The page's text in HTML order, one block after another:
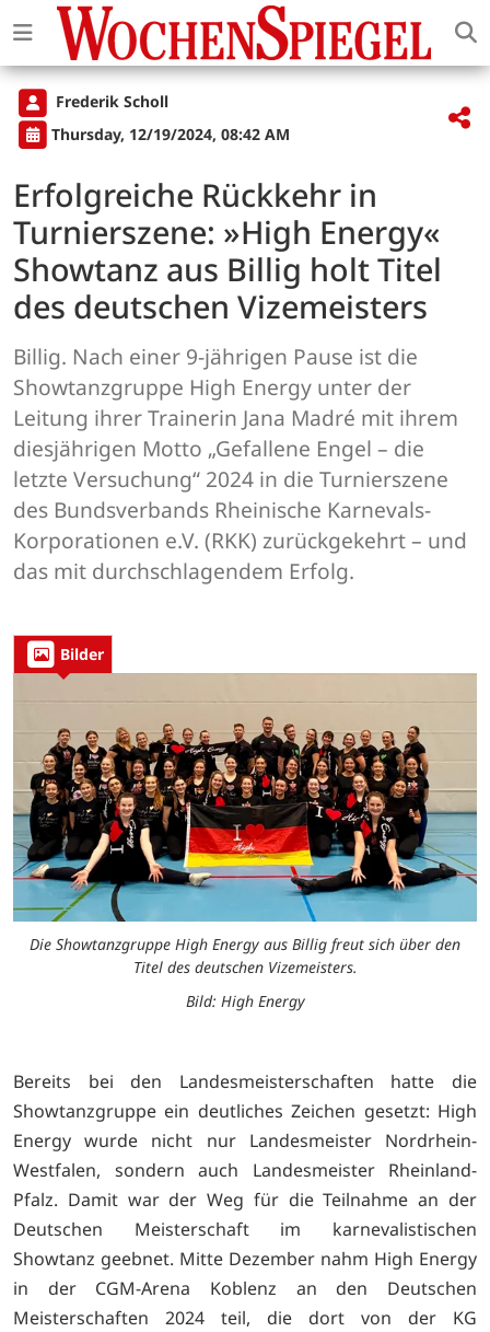
Frederik Scholl
Thursday, 12/19/2024, 08:42 AM
Erfolgreiche Rückkehr in
Turnierszene: »High Energy«
Showtanz aus Billig holt Titel
des deutschen Vizemeisters
Billig. Nach einer 9-jährigen Pause ist die
Showtanzgruppe High Energy unter der
Leitung ihrer Trainerin Jana Madré mit ihrem
diesjährigen Motto „Gefallene Engel – die
letzte Versuchung“ 2024 in die Turnierszene
des Bundsverbands Rheinische Karnevals-
Korporationen e.V. (RKK) zurückgekehrt – und
das mit durchschlagendem Erfolg.
Bilder
Die Showtanzgruppe High Energy aus Billig freut sich über den
Titel des deutschen Vizemeisters.
Bild: High Energy
Bereits bei den Landesmeisterschaften hatte die
Showtanzgruppe ein deutliches Zeichen gesetzt: High
Energy wurde nicht nur Landesmeister Nordrhein-
Westfalen, sondern auch Landesmeister Rheinland-
Pfalz. Damit war der Weg für die Teilnahme an der
Deutschen Meisterschaft im karnevalistischen
Showtanz geebnet. Mitte Dezember nahm High Energy
in der CGM-Arena Koblenz an den Deutschen
Meisterschaften 2024 teil, die dort von der KG